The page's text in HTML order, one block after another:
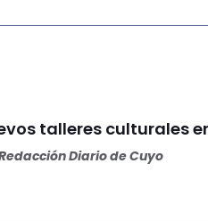
talleres culturales
Diario de Cuyo